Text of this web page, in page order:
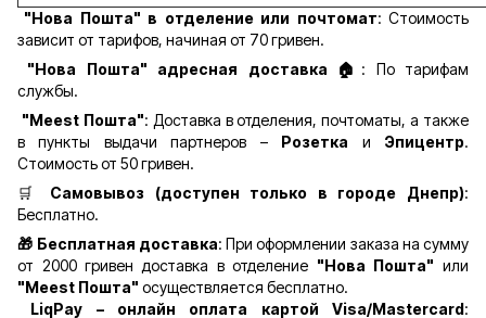
"Нова Пошта" в отделение или почтомат: Стоимость
зависит от тарифов, начиная от 70 гривен.
"Нова Пошта" адресная доставка 🏠 : По тарифам
службы.
"Meest Пошта": Доставка в отделения, почтоматы, а также
в пункты выдачи партнеров – Розетка и Эпицентр.
Стоимость от 50 гривен.
🛒 Самовывоз (доступен только в городе Днепр):
Бесплатно.
🎁 Бесплатная доставка: При оформлении заказа на сумму
от 2000 гривен доставка в отделение "Нова Пошта" или
"Meest Пошта" осуществляется бесплатно.
LiqPay – онлайн оплата картой Visa/Mastercard: